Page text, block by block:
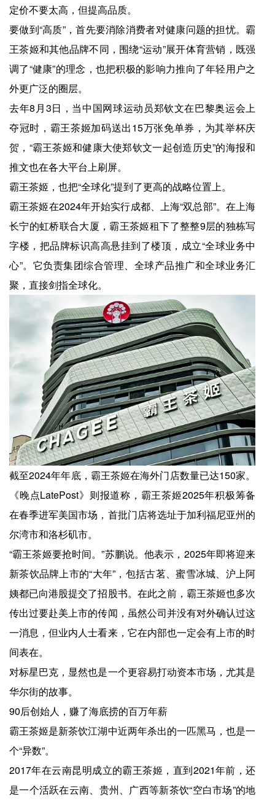
定价不要太高，但提高品质。
要做到“高质”，首先要消除消费者对健康问题的担忧。霸
王茶姬和其他品牌不同，围绕“运动”展开体育营销，既强
调了“健康”的理念，也把积极的影响力推向了年轻用户之
外更广泛的圈层。
去年8月3日，当中国网球运动员郑钦文在巴黎奥运会上
夺冠时，霸王茶姬加码送出15万张免单券，为其举杯庆
贺，“霸王茶姬和健康大使郑钦文一起创造历史”的海报和
推文也在各大平台上刷屏。
霸王茶姬，也把“全球化”提到了更高的战略位置上。
霸王茶姬在2024年开始实行成都、上海“双总部”。在上海
长宁的虹桥联合大厦，霸王茶姬租下了整整9层的独栋写
字楼，把品牌标识高高悬挂到了楼顶，成立“全球业务中
心”。它负责集团综合管理、全球产品推广和全球业务汇
聚，直接剑指全球化。
截至2024年年底，霸王茶姬在海外门店数量已达150家。
《晚点LatePost》则报道称，霸王茶姬2025年积极筹备
在春季进军美国市场，首批门店将选址于加利福尼亚州的
尔湾市和洛杉矶市。
“霸王茶姬要抢时间。”苏鹏说。他表示，2025年即将迎来
新茶饮品牌上市的“大年”，包括古茗、蜜雪冰城、沪上阿
姨都已向港股提交了招股书。在此之前，霸王茶姬也多次
传出过要赴美上市的传闻，虽然公司并没有对外确认过这
一消息，但业内人士看来，它在内部也一定会有上市的时
间表在。
对标星巴克，显然也是一个更容易打动资本市场，尤其是
华尔街的故事。
90后创始人，赚了海底捞的百万年薪
霸王茶姬是新茶饮江湖中近两年杀出的一匹黑马，也是一
个“异数”。
2017年在云南昆明成立的霸王茶姬，直到2021年前，还
是一个活跃在云南、贵州、广西等新茶饮“空白市场”的地